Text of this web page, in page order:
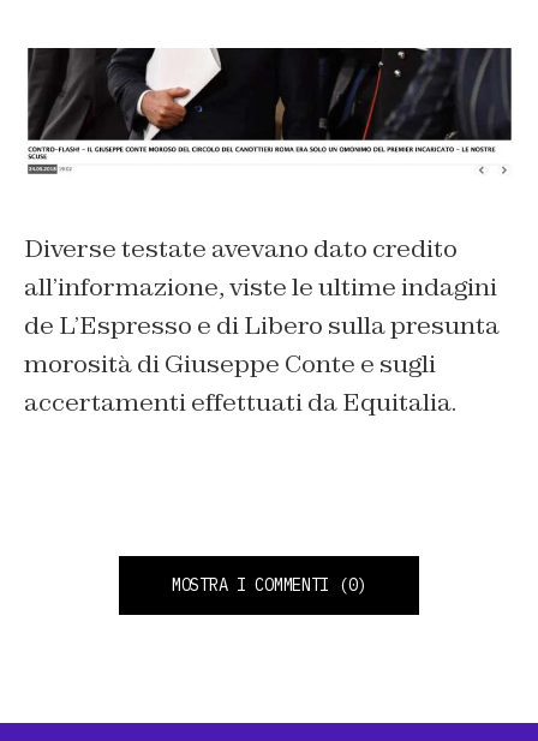
Diverse testate avevano dato credito
all’informazione, viste le ultime indagini
de L’Espresso e di Libero sulla presunta
morosità di Giuseppe Conte e sugli
accertamenti effettuati da Equitalia.
MOSTRA I COMMENTI (0)